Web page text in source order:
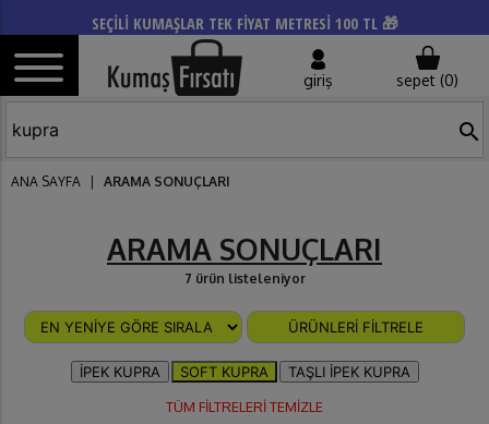
SEÇİLİ KUMAŞLAR TEK FİYAT METRESİ 100 TL 🎁
giriş sepet (0)
search
ANA SAYFA ARAMA SONUÇLARI
ARAMA SONUÇLARI
7 ürün listeleniyor
ÜRÜNLERİ FİLTRELE
İPEK KUPRA SOFT KUPRA
TAŞLI İPEK KUPRA
TÜM FİLTRELERİ TEMİZLE